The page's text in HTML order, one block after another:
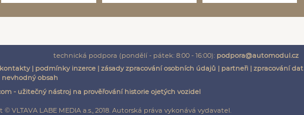
technická podpora (pondělí - pátek: 8:00 - 16:00): podpora@automodul.cz
kontakty| podmínky inzerce| zásady zpracování osobních údajů | partneři| zpracování dat
nevhodný obsah
- užitečný nástroj na prověřování historie ojetých vozidel
© VLTAVA LABE MEDIA a.s., 2018. Autorská práva vykonává vydavatel.